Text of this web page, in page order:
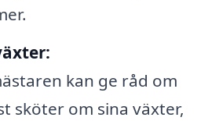
kan ge råd om
sköter om sina växter,